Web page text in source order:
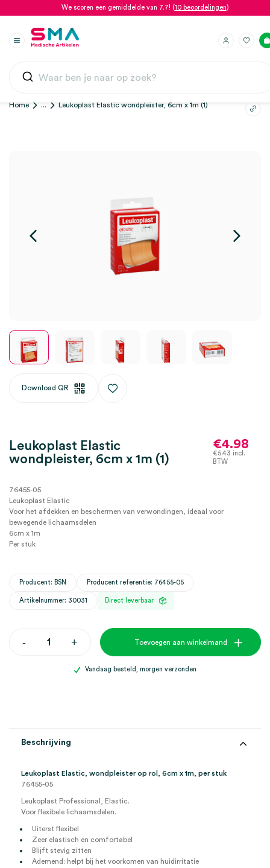
We scoren een gemiddelde van 7.7! (10 beoordelingen)
Home ... Leukoplast Elastic wondpleister, 6cm x 1m (1)
Download QR
Leukoplast Elastic
wondpleister, 6cm x 1m (1)
€4.98
€5.43 incl.
BTW
76455-05
Leukoplast Elastic
Voor het afdekken en beschermen van verwondingen, ideaal voor
bewegende lichaamsdelen
6cm x 1m
Per stuk
Producent: BSN Producent referentie: 76455-05
Artikelnummer: 30031 Direct leverbaar
-Leukoplast
+ Toevoegen aan winkelmand
Vandaag besteld, morgen verzonden
Beschrijving
Leukoplast Elastic, wondpleister op rol, 6cm x 1m, per stuk
76455-05
Leukoplast Professional, Elastic.
Voor flexibele lichaamsdelen.
Uiterst flexibel
Zeer elastisch en comfortabel
Blijft stevig zitten
Ademend: helpt bij het voorkomen van huidirritatie